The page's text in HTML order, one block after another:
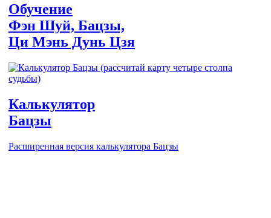
Обучение
Фэн Шуй, Бацзы,
Ци Мэнь Дунь Цзя
Калькулятор
Бацзы
Расширенная версия калькулятора Бацзы